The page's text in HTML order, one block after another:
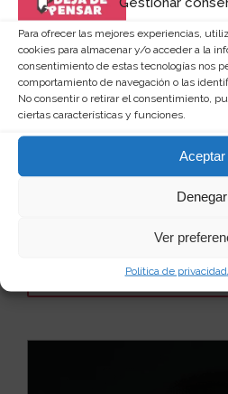
Para ofrecer las mejores experiencias,
cookies para almacenar y/o acceder a la
consentimiento de estas tecnologías nos
comportamiento de navegación o las
No consentir o retirar el consentimiento,
ciertas características y funciones.
Aceptar
Denegar
Ver
Política de privacidad
Mascara LED
Si te gusta impresionar,
horror, esta máscara LED
Ver